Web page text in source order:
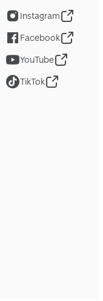
Instagram
Facebook
YouTube
TikTok